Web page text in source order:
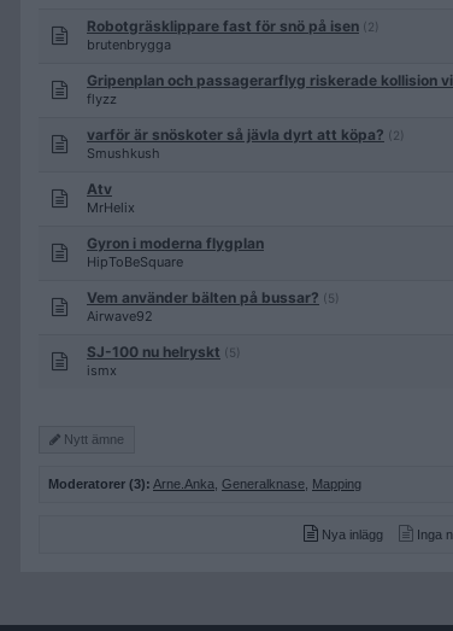
Robotgräsklippare fast för snö på isen (2)
brutenbrygga
Gripenplan och passagerarflyg riskerade kollision
flyzz
varför är snöskoter så jävla dyrt att köpa? (2)
Smushkush
Atv
MrHelix
Gyron i moderna flygplan
HipToBeSquare
Vem använder bälten på bussar? (5)
Airwave92
SJ-100 nu helryskt (5)
ismx
Nytt ämne
Moderatorer (3): Arne.Anka Generalknase Mapping
Nya inlägg Inga